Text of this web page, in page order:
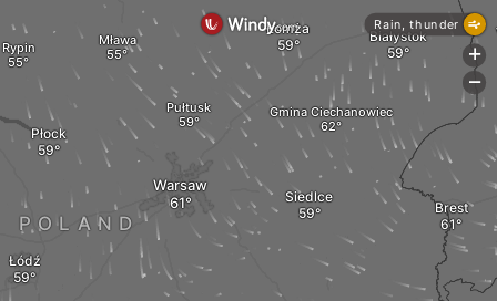
Warsaw
Siedlce
POLAND
Łódź
Brest
Łomża
Płock
Gmina Ciechanowiec
Mława
Pułtusk
Rypin
Białystok
Rain, thunder
+
-